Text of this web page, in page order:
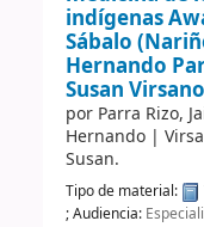
indígenas
Sábalo
Hernando
Susan
por Parra Rizo,
Hernando|
Susan.
Tipo de material:
; Audiencia: